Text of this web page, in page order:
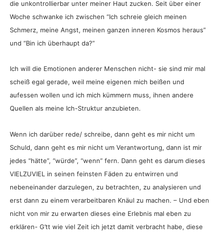
die unkontrollierbar unter meiner Haut zucken. Seit über einer
Woche schwanke ich zwischen “Ich schreie gleich meinen
Schmerz, meine Angst, meinen ganzen inneren Kosmos heraus”
und “Bin ich überhaupt da?”
Ich will die Emotionen anderer Menschen nicht- sie sind mir mal
scheiß egal gerade, weil meine eigenen mich beißen und
aufessen wollen und ich mich kümmern muss, ihnen andere
Quellen als meine Ich-Struktur anzubieten.
Wenn ich darüber rede/ schreibe, dann geht es mir nicht um
Schuld, dann geht es mir nicht um Verantwortung, dann ist mir
jedes “hätte”, “würde”, “wenn” fern. Dann geht es darum dieses
VIELZUVIEL in seinen feinsten Fäden zu entwirren und
nebeneinander darzulegen, zu betrachten, zu analysieren und
erst dann zu einem verarbeitbaren Knäul zu machen. – Und eben
nicht von mir zu erwarten dieses eine Erlebnis mal eben zu
erklären- G’tt wie viel Zeit ich jetzt damit verbracht habe, diese